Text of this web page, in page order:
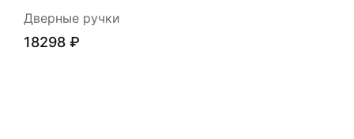
Дверные ручки
18298 ₽